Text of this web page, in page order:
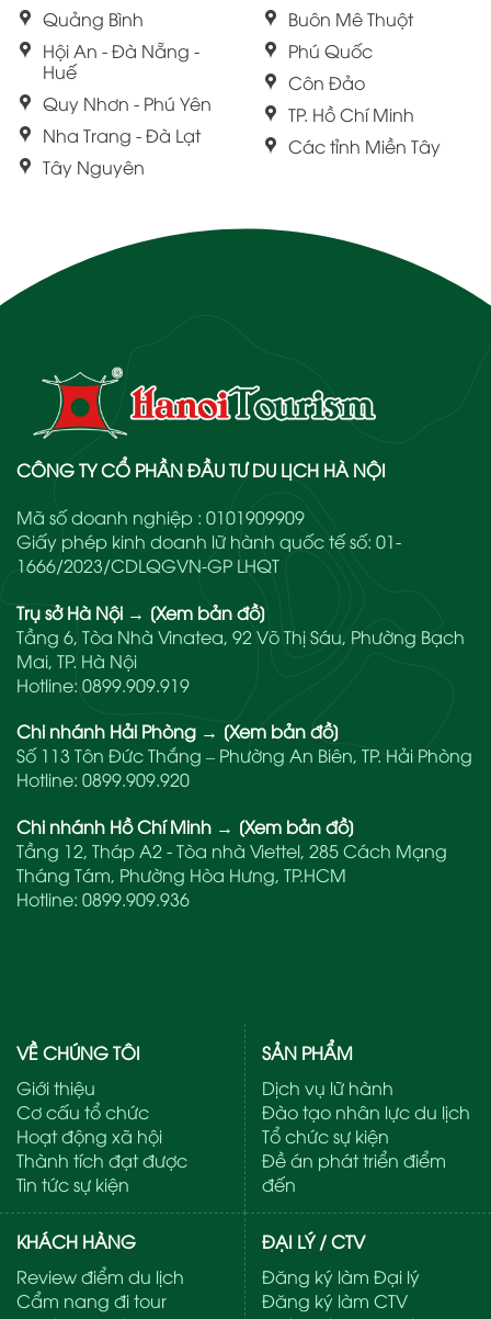
Quảng Bình
Hội An - Đà Nẵng -
Huế
Quy Nhơn - Phú Yên
Nha Trang - Đà Lạt
Tây Nguyên
Buôn Mê Thuột
Phú Quốc
Côn Đảo
TP. Hồ Chí Minh
Các tỉnh Miền Tây
CÔNG TY CỔ PHẦN ĐẦU TƯ DU LỊCH HÀ NỘI
Mã số doanh nghiệp : 0101909909
Giấy phép kinh doanh lữ hành quốc tế số: 01-
1666/2023/CDLQGVN-GP LHQT
Trụ sở Hà Nội → [Xem bản đồ]
Tầng 6, Tòa Nhà Vinatea, 92 Võ Thị Sáu, Phường Bạch
Mai, TP. Hà Nội
Hotline: 0899.909.919
Chi nhánh Hải Phòng → [Xem bản đồ]
Số 113 Tôn Đức Thắng – Phường An Biên, TP. Hải Phòng
Hotline: 0899.909.920
Chi nhánh Hồ Chí Minh → [Xem bản đồ]
Tầng 12, Tháp A2 - Tòa nhà Viettel, 285 Cách Mạng
Tháng Tám, Phường Hòa Hưng, TP.HCM
Hotline: 0899.909.936
VỀ CHÚNG TÔI
Giới thiệu
Cơ cấu tổ chức
Hoạt động xã hội
Thành tích đạt được
Tin tức sự kiện
SẢN PHẨM
Dịch vụ lữ hành
Đào tạo nhân lực du lịch
Tổ chức sự kiện
Đề án phát triển điểm
đến
KHÁCH HÀNG
Review điểm du lịch
Cẩm nang đi tour
ĐẠI LÝ / CTV
Đăng ký làm Đại lý
Đăng ký làm CTV